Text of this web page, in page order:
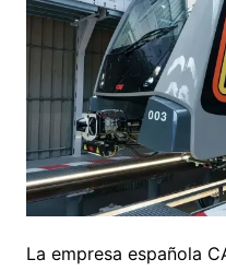
La empresa española